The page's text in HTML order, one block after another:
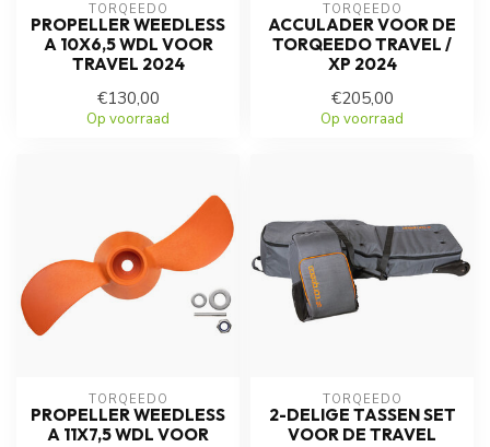
TORQEEDO
PROPELLER WEEDLESS
A 10X6,5 WDL VOOR
TRAVEL 2024
€130,00
Op voorraad
TORQEEDO
ACCULADER VOOR DE
TORQEEDO TRAVEL /
XP 2024
€205,00
Op voorraad
TORQEEDO
PROPELLER WEEDLESS
A 11X7,5 WDL VOOR
TORQEEDO
2-DELIGE TASSEN SET
VOOR DE TRAVEL